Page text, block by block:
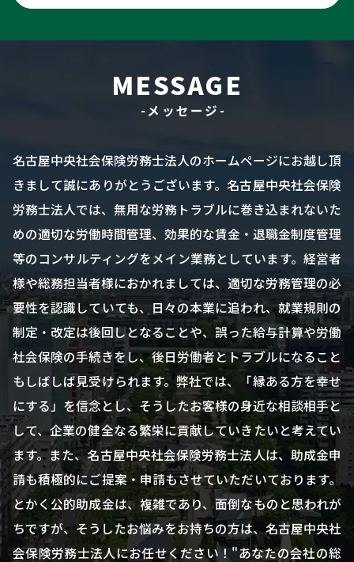
MESSAGE
-メッセージ-
名古屋中央社会保険労務士法人のホームページにお越し頂
きまして誠にありがとうございます。名古屋中央社会保険
労務士法人では、無用な労務トラブルに巻き込まれないた
めの適切な労働時間管理、効果的な賃金・退職金制度管理
等のコンサルティングをメイン業務としています。経営者
様や総務担当者様におかれましては、適切な労務管理の必
要性を認識していても、日々の本業に追われ、就業規則の
制定・改定は後回しとなることや、誤った給与計算や労働
社会保険の手続きをし、後日労働者とトラブルになること
もしばしば見受けられます。弊社では、「縁ある方を幸せ
にする」を信念とし、そうしたお客様の身近な相談相手と
して、企業の健全なる繁栄に貢献していきたいと考えてい
ます。また、名古屋中央社会保険労務士法人は、助成金申
請も積極的にご提案・申請もさせていただいております。
とかく公的助成金は、複雑であり、面倒なものと思われが
ちですが、そうしたお悩みをお持ちの方は、名古屋中央社
会保険労務士法人にお任せください！"あなたの会社の総